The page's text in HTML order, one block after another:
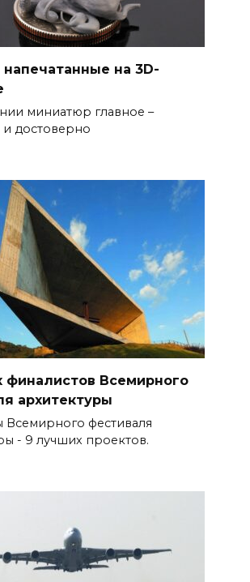
на 3D-
миниатюр главное –
и достоверно
финалистов Всемирного
архитектуры
Всемирного фестиваля
- 9 лучших проектов.